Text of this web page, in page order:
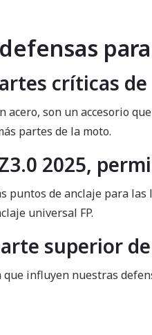
críticas de
son un accesorio
partes de la moto.
2025,
puntos de anclaje para
universal FP.
superior
influyen nuestras